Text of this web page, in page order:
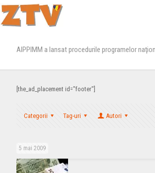
AIPPIMM a lansat procedurile programelor
[the_ad_placement id="footer"]
Categorii Tag-uri Autori
5 mai 2009